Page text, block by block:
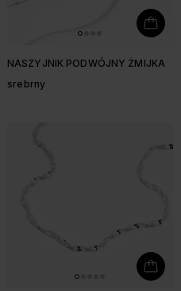
NASZYJNIK PODWÓJNY ŻMIJKA
srebrny